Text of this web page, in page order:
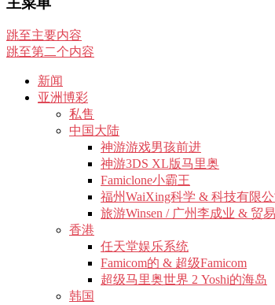
跳至主要内容
跳至第二个内容
新闻
亚洲博彩
私售
中国大陆
神游游戏男孩前进
神游3DS XL版马里奥
Famiclone小霸王
福州WaiXing科学 & 科技有限
旅游Winsen / 广州李成业 & 贸
香港
任天堂娱乐系统
Famicom的 & 超级Famicom
超级马里奥世界 2 Yoshi的海岛
韩国